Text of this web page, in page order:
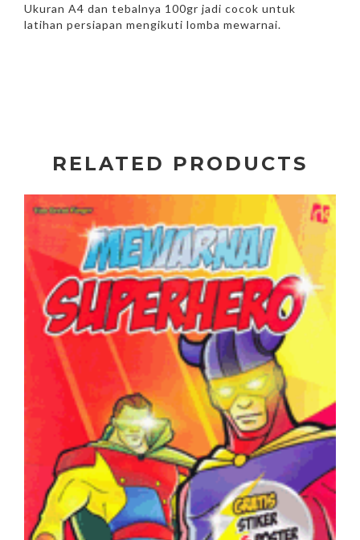
Ukuran A4 dan tebalnya 100gr jadi cocok untuk
latihan persiapan mengikuti lomba mewarnai.
RELATED PRODUCTS